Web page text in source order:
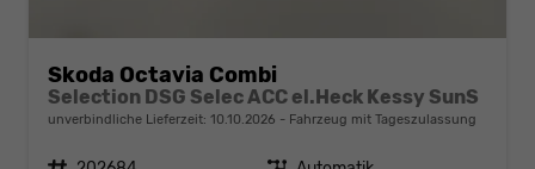
Skoda Octavia Combi
Selection DSG Selec ACC el.Heck Kessy SunS
unverbindliche Lieferzeit: 10.10.2026 Fahrzeug mit Tageszulassung